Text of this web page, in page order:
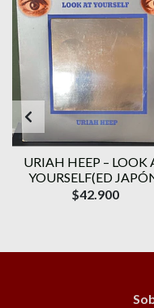
URIAH HEEP – LOOK
YOURSELF(ED
$42.900